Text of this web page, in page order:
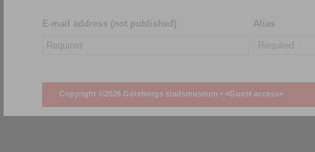
E-mail address (not published) Alias
Copyright ©2026 Göteborgs stadsmuseum • <Guest access>